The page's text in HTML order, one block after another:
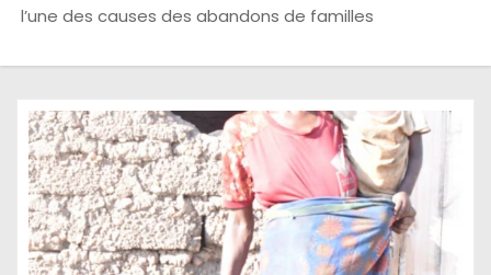
l’une des causes des abandons de familles